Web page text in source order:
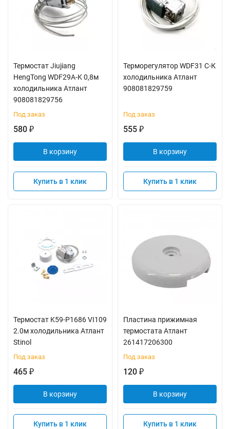
Термостат Jiujiang
HengTong WDF29A-K 0,8м
холодильника Атлант
908081829756
Под заказ
580 ₽
В корзину
Купить в 1 клик
Терморегулятор WDF31 C-К
холодильника Атлант
908081829759
Под заказ
555 ₽
В корзину
Купить в 1 клик
Термостат K59-P1686 VI109
2.0м холодильника Атлант
Stinol
Под заказ
465 ₽
В корзину
Купить в 1 клик
Пластина прижимная
термостата Атлант
261417206300
Под заказ
120 ₽
В корзину
Купить в 1 клик